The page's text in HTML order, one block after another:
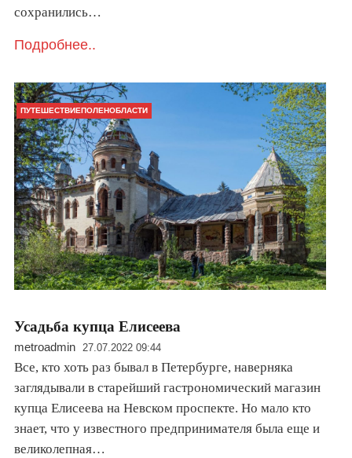
сохранились…
Подробнее..
ПУТЕШЕСТВИЕПОЛЕНОБЛАСТИ
Усадьба купца Елисеева
metroadmin 27.07.2022 09:44
Все, кто хоть раз бывал в Петербурге, наверняка
заглядывали в старейший гастрономический магазин
купца Елисеева на Невском проспекте. Но мало кто
знает, что у известного предпринимателя была еще и
великолепная…